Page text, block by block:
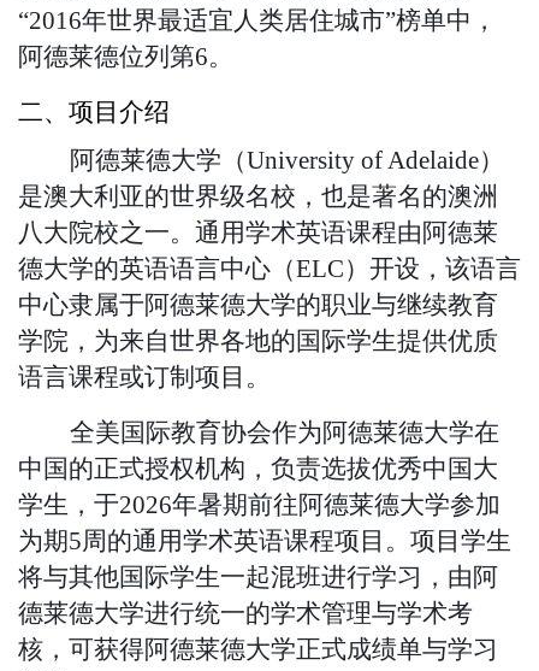
“2016年世界最适宜人类居住城市”榜单中，
阿德莱德位列第6。
二、项目介绍
阿德莱德大学（University of Adelaide）
是澳大利亚的世界级名校，也是著名的澳洲
八大院校之一。通用学术英语课程由阿德莱
德大学的英语语言中心（ELC）开设，该语言
中心隶属于阿德莱德大学的职业与继续教育
学院，为来自世界各地的国际学生提供优质
语言课程或订制项目。
全美国际教育协会作为阿德莱德大学在
中国的正式授权机构，负责选拔优秀中国大
学生，于2026年暑期前往阿德莱德大学参加
为期5周的通用学术英语课程项目。项目学生
将与其他国际学生一起混班进行学习，由阿
德莱德大学进行统一的学术管理与学术考
核，可获得阿德莱德大学正式成绩单与学习